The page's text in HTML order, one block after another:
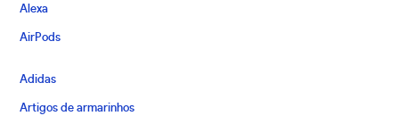
Alexa
AirPods
Adidas
Artigos de armarinhos